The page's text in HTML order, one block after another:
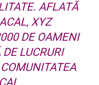
AFLATĂ
XYZ
DE OAMENI
LUCRURI